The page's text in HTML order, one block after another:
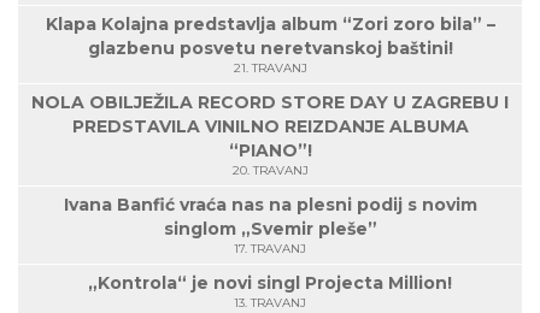
Klapa Kolajna predstavlja album “Zori zoro bila” –
glazbenu posvetu neretvanskoj baštini!
21. TRAVANJ
NOLA OBILJEŽILA RECORD STORE DAY U ZAGREBU I
PREDSTAVILA VINILNO REIZDANJE ALBUMA
“PIANO”!
20. TRAVANJ
Ivana Banfić vraća nas na plesni podij s novim
singlom „Svemir pleše”
17. TRAVANJ
„Kontrola“ je novi singl Projecta Million!
13. TRAVANJ